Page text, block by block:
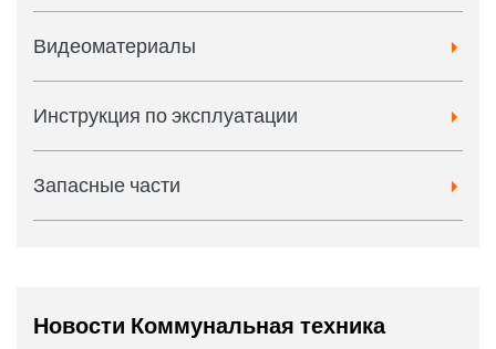
Видеоматериалы
Инструкция по эксплуатации
Запасные части
Новости Коммунальная техника